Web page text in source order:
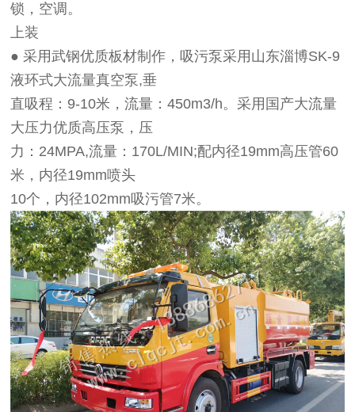
锁，空调。
上装
● 采用武钢优质板材制作，吸污泵采用山东淄博SK-9
液环式大流量真空泵,垂
直吸程：9-10米，流量：450m3/h。采用国产大流量
大压力优质高压泵，压
力：24MPA,流量：170L/MIN;配内径19mm高压管60
米，内径19mm喷头
10个，内径102mm吸污管7米。